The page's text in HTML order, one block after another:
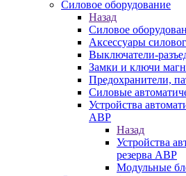
Силовое оборудование
Назад
Силовое
Аксессуары
Выключатели-
Замки и ключи
Предохранители,
Силовые
Устройства
АВР
Назад
Устройства
резерва АВР
Модульные